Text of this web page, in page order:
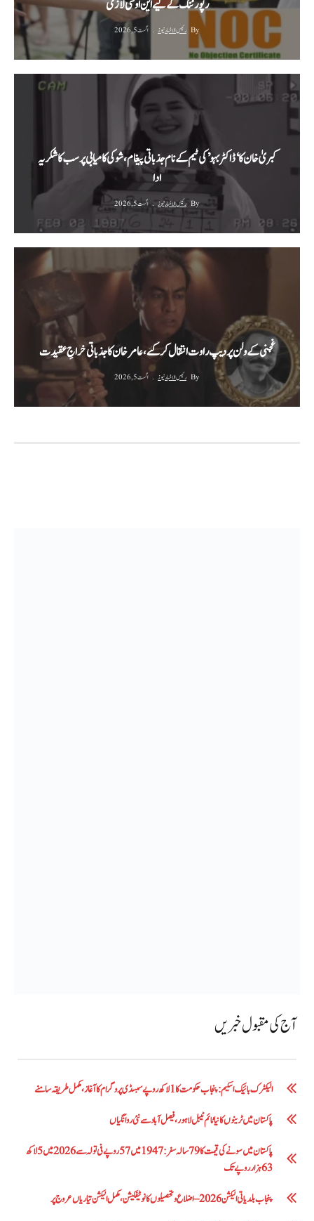
رپورٹنگ کے لیے این او سی لازمی
By رئیس الاخبار نیوز اگست 5, 2026
کبریٰ خان کا ‘ڈاکٹر بہو’ کی ٹیم کے نام جذباتی پیغام، شو کی کامیابی پر سب کا شکریہ
ادا
By رئیس الاخبار نیوز اگست 5, 2026
غجنی کے ولن پردیپ راوت انتقال کر گئے، عامر خان کا جذباتی خراجِ عقیدت
By رئیس الاخبار نیوز اگست 5, 2026
آج کی مقبول خبریں
الیکٹرک بائیک اسکیم: پنجاب حکومت کا1 لاکھ روپے سبسڈی پروگرام کا آغاز ،مکمل طریقہ سامنے
پاکستان میں ٹرینوں کا نیا ٹائم ٹیبل لاہور، فیصل آباد سے نئی روانگیاں
پاکستان میں سونے کی قیمت کا 79 سالہ سفر: 1947 میں 57 روپے فی تولہ سے 2026 میں 5 لاکھ
63 ہزار روپے تک
پنجاب بلدیاتی الیکشن 2026 – اضلاع و تحصیلوں کا نوٹیفکیشن، مکمل الیکشن تیاریاں عروج پر